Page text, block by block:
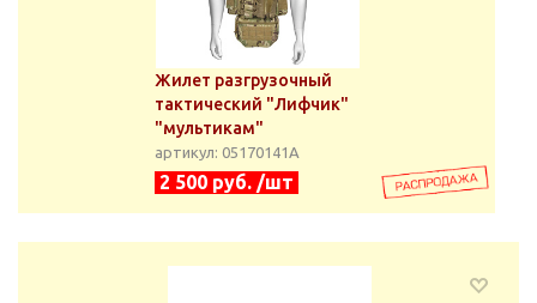
Жилет разгрузочный
тактический "Лифчик"
"мультикам"
артикул: 05170141А
2 500 руб. /шт